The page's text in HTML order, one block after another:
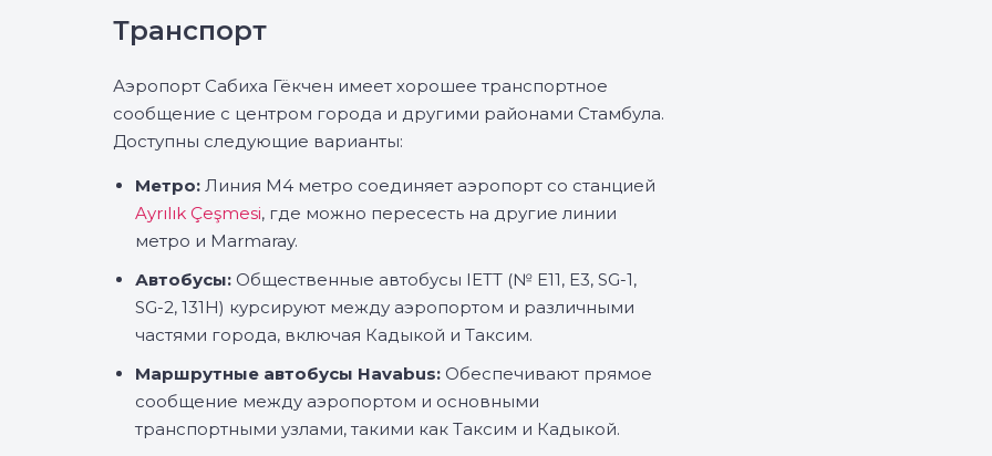
Транспорт
Аэропорт Сабиха Гёкчен имеет хорошее транспортное
сообщение с центром города и другими районами Стамбула.
Доступны следующие варианты:
Метро: Линия M4 метро соединяет аэропорт со станцией
Ayrılık Çeşmesi, где можно пересесть на другие линии
метро и Marmaray.
Автобусы: Общественные автобусы IETT (№ E11, E3, SG-1,
SG-2, 131H) курсируют между аэропортом и различными
частями города, включая Кадыкой и Таксим.
Маршрутные автобусы Havabus: Обеспечивают прямое
сообщение между аэропортом и основными
транспортными узлами, такими как Таксим и Кадыкой.